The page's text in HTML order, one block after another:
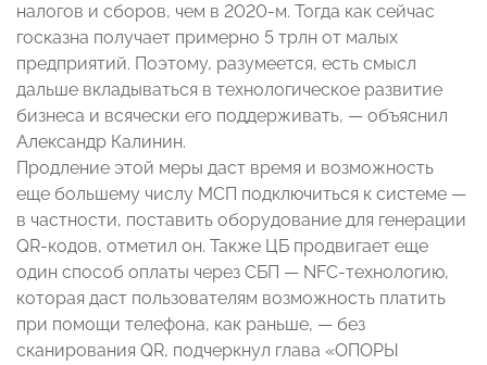
налогов и сборов, чем в 2020-м. Тогда как сейчас
госказна получает примерно 5 трлн от малых
предприятий. Поэтому, разумеется, есть смысл
дальше вкладываться в технологическое развитие
бизнеса и всячески его поддерживать, — объяснил
Александр Калинин.
Продление этой меры даст время и возможность
еще большему числу МСП подключиться к системе —
в частности, поставить оборудование для генерации
QR-кодов, отметил он. Также ЦБ продвигает еще
один способ оплаты через СБП — NFC-технологию,
которая даст пользователям возможность платить
при помощи телефона, как раньше, — без
сканирования QR, подчеркнул глава «ОПОРЫ